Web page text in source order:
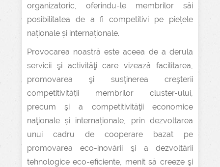
organizatoric, oferindu-le membrilor săi
posibilitatea de a fi competitivi pe piețele
naționale și internaționale.
Provocarea noastră este aceea de a derula
servicii şi activităţi care vizează facilitarea,
promovarea şi susţinerea creşterii
competitivităţii membrilor cluster-ului,
precum şi a competitivităţii economice
naţionale și internaționale, prin dezvoltarea
unui cadru de cooperare bazat pe
promovarea eco-inovării şi a dezvoltării
tehnologice eco-eficiente, menit să creeze şi